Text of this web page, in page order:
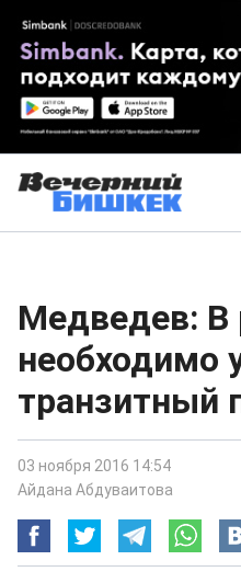
Медведев: В
необходимо
транзитный
03 ноября 2016 14:54
Айдана Абдуваитова